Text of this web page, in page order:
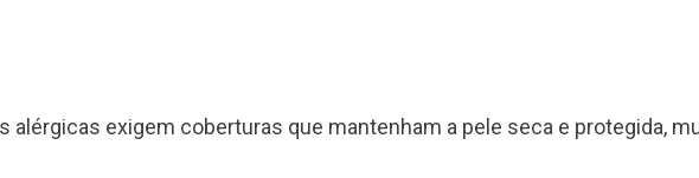
alérgicas exigem coberturas que mantenham a pele seca e protegida,